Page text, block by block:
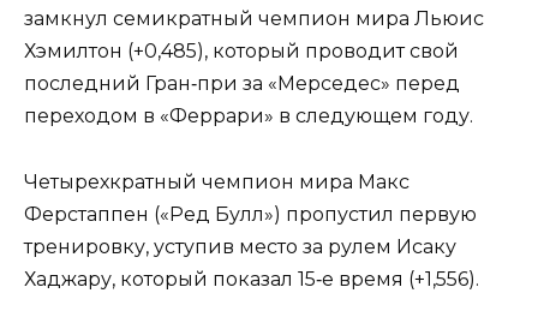
замкнул семикратный чемпион мира Льюис
Хэмилтон (+0,485), который проводит свой
последний Гран‑при за «Мерседес» перед
переходом в «Феррари» в следующем году.
Четырехкратный чемпион мира Макс
Ферстаппен («Ред Булл») пропустил первую
тренировку, уступив место за рулем Исаку
Хаджару, который показал 15‑е время (+1,556).